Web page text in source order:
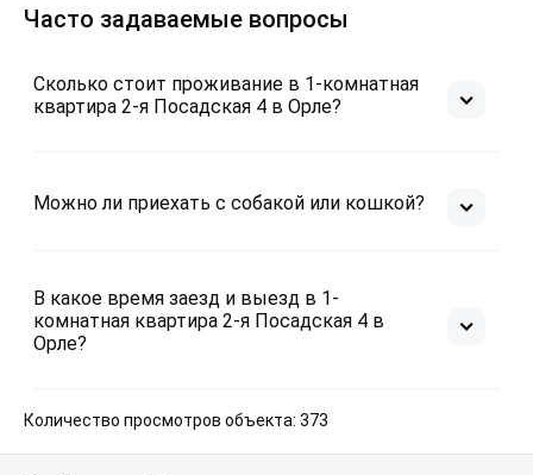
Часто задаваемые вопросы
Сколько стоит проживание в 1-комнатная
квартира 2-я Посадская 4 в Орле?
Можно ли приехать с собакой или кошкой?
В какое время заезд и выезд в 1-
комнатная квартира 2-я Посадская 4 в
Орле?
Количество просмотров объекта: 373